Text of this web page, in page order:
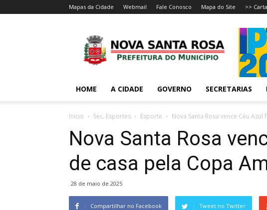
Mapas da Cidade Webmail Fale Conosco Mapa do Site >>
HOME A CIDADE GOVERNO SECRETARIAS
Inicio Sec. Esportes Esporte Nova Santa Rosa vence Céu
Nova Santa Rosa
de casa pela Copa
28 de maio de 2025
Compartilhar no Facebook Tweet no Twitter